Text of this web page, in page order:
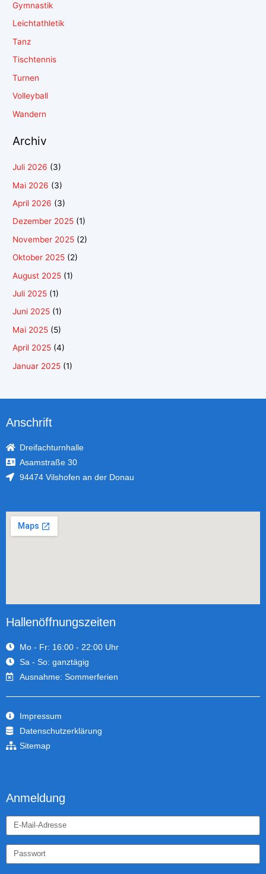
Gymnastik
Leichtathletik
Tanz
Tischtennis
Turnen
Volleyball
Wandern
Archiv
Juli 2026 (3)
Mai 2026 (3)
April 2026 (3)
Dezember 2025 (1)
November 2025 (2)
Oktober 2025 (2)
August 2025 (1)
Juli 2025 (1)
Juni 2025 (1)
Mai 2025 (5)
April 2025 (4)
Januar 2025 (1)
Anschrift
Dreifachturnhalle
Asamstraße 30
94474 Vilshofen an der Donau
Hallenöffnungszeiten
Mo - Fr: 16:00 - 22:00 Uhr
Sa - So: ganztägig
Ausnahme: Sommerferien
Impressum
Datenschutzerklärung
Sitemap
Anmeldung